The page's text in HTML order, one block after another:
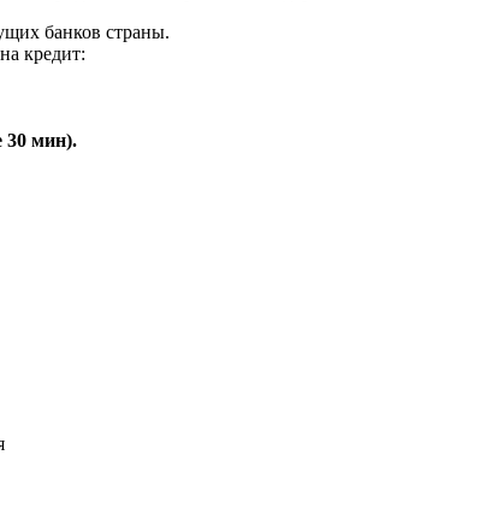
банков страны.
кредит:
30 мин).